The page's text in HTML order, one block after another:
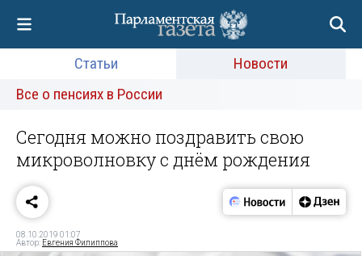
Статьи
Новости
Все о пенсиях в России
Сегодня можно поздравить свою
микроволновку с днём рождения
08.10.2019 01:07
Автор: Евгения Филиппова